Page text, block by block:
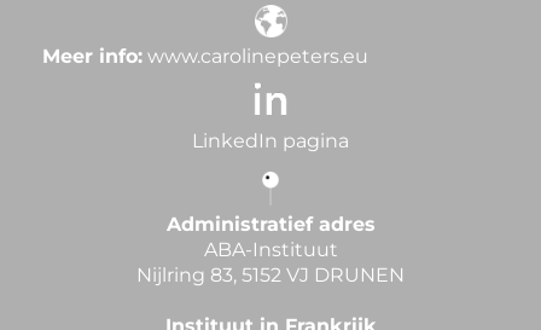
Meer info: www.carolinepeters.eu
LinkedIn pagina
Administratief adres
ABA-Instituut
Nijlring 83, 5152 VJ DRUNEN